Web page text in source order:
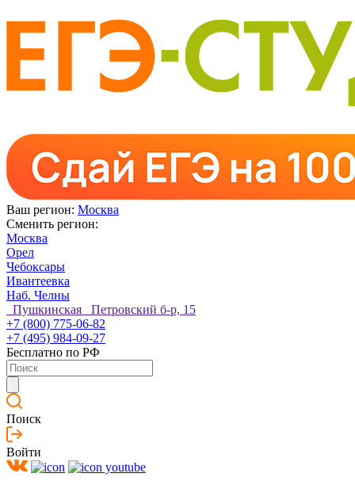
Ваш регион: Москва
Сменить регион:
Москва
Орел
Чебоксары
Ивантеевка
Наб. Челны
Пушкинская Петровский б-р, 15
+7 (800) 775-06-82
+7 (495) 984-09-27
Бесплатно по РФ
Поиск
Войти